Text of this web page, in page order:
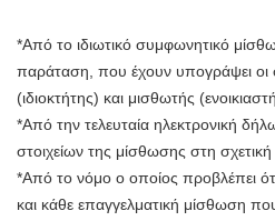
*Από το ιδιωτικό συμφωνητικό
παράταση, που έχουν υπογράψει οι
(ιδιοκτήτης) και μισθωτής
*Από την τελευταία ηλεκτρονική
στοιχείων της μίσθωσης στη
*Από το νόμο ο οποίος προβλέπει
και κάθε επαγγελματική μίσθωση